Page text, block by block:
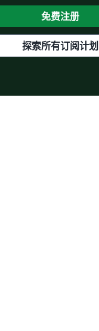
免费注册
探索所有订阅计划